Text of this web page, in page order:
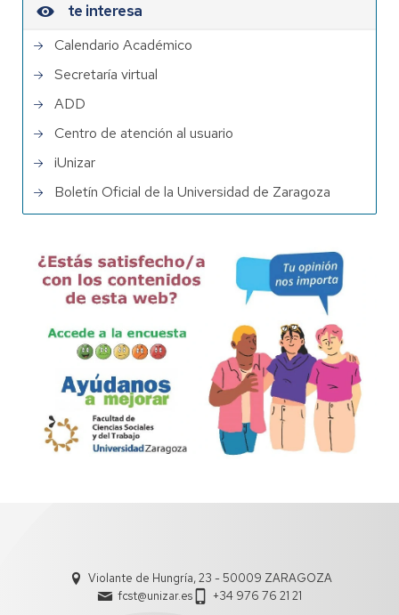
te interesa
Calendario Académico
Secretaría virtual
ADD
Centro de atención al usuario
iUnizar
Boletín Oficial de la Universidad de Zaragoza
Violante de Hungría, 23 - 50009 ZARAGOZA
fcst@unizar.es
+34 976 76 21 21